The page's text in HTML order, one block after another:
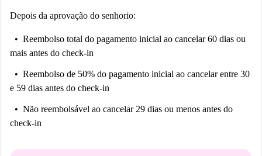
Depois da aprovação do senhorio:
Reembolso total do pagamento inicial ao cancelar 60 dias ou
mais antes do check-in
Reembolso de 50% do pagamento inicial ao cancelar entre 30
e 59 dias antes do check-in
Não reembolsável ao cancelar 29 dias ou menos antes do
check-in